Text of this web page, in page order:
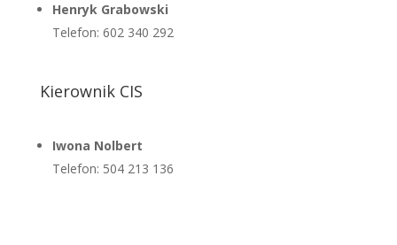
Henryk Grabowski
Telefon: 602 340 292
Kierownik CIS
Iwona Nolbert
Telefon: 504 213 136